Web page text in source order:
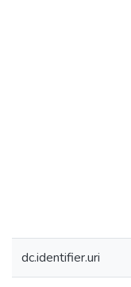
dc.identifier.uri